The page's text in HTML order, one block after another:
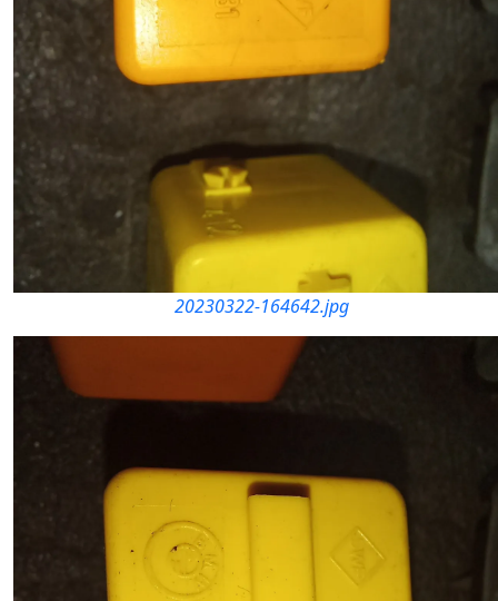
20230322-164642.jpg